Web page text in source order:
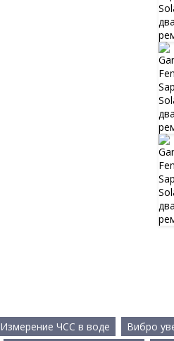
Измерение ЧСС в воде
Вибро